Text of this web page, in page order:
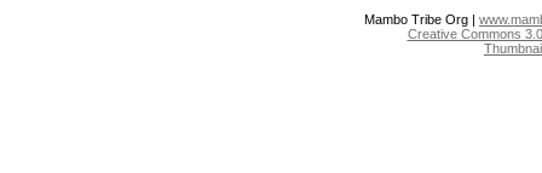
Mambo Tribe Org |
Creative Commons